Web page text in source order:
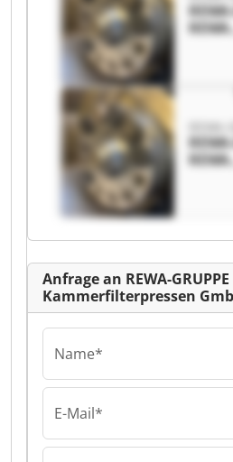
REWA
en
REWA
en
Anfrage an REWA-GRUPPE
Kammerfilterpressen
Name*
E-Mail*